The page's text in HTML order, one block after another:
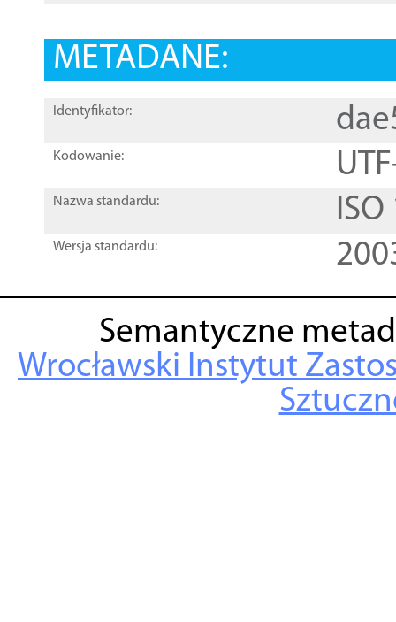
METADANE:
Identyfikator:
Kodowanie:
Nazwa standardu:
Wersja standardu:
Semantyczne
Wrocławski Instytut